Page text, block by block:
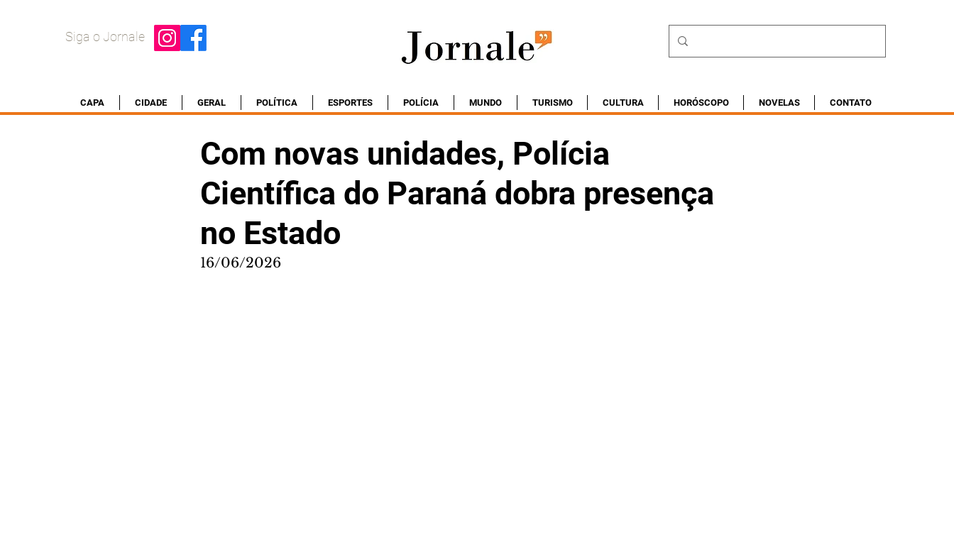
Siga o Jornale
CAPA CIDADE GERAL POLÍTICA ESPORTES POLÍCIA MUNDO TURISMO CULTURA HORÓSCOPO NOVELAS CONTATO
Com novas unidades, Polícia
Científica do Paraná dobra presença
no Estado
16/06/2026